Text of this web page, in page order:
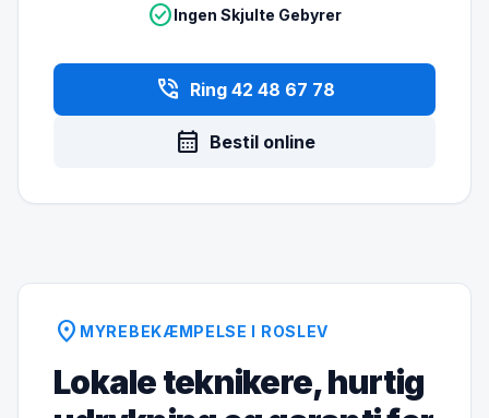
check_circleIngen Skjulte Gebyrer
phone_in_talk Ring 42 48 67 78
calendar_month Bestil online
location_on MYREBEKÆMPELSE I ROSLEV
Lokale teknikere, hurtig